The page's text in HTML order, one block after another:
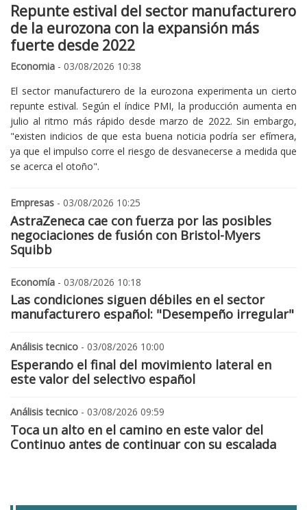
Repunte estival del sector manufacturero
de la eurozona con la expansión más
fuerte desde 2022
Economia - 03/08/2026 10:38
El sector manufacturero de la eurozona experimenta un cierto
repunte estival. Según el índice PMI, la producción aumenta en
julio al ritmo más rápido desde marzo de 2022. Sin embargo,
"existen indicios de que esta buena noticia podría ser efímera,
ya que el impulso corre el riesgo de desvanecerse a medida que
se acerca el otoño".
Empresas - 03/08/2026 10:25
AstraZeneca cae con fuerza por las posibles
negociaciones de fusión con Bristol-Myers
Squibb
Economía - 03/08/2026 10:18
Las condiciones siguen débiles en el sector
manufacturero español: "Desempeño irregular"
Análisis tecnico - 03/08/2026 10:00
Esperando el final del movimiento lateral en
este valor del selectivo español
Análisis tecnico - 03/08/2026 09:59
Toca un alto en el camino en este valor del
Continuo antes de continuar con su escalada